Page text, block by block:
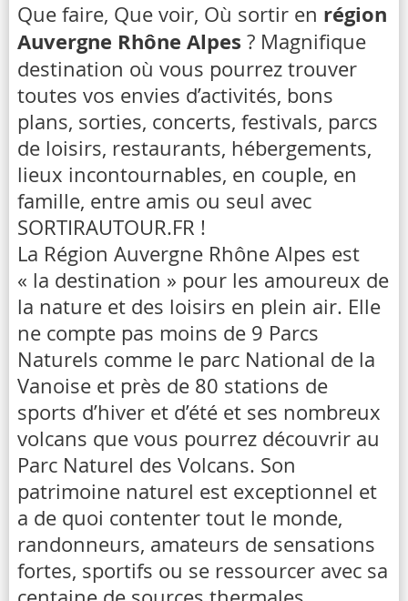
Que faire, Que voir, Où sortir en région
Auvergne Rhône Alpes ? Magnifique
destination où vous pourrez trouver
toutes vos envies d’activités, bons
plans, sorties, concerts, festivals, parcs
de loisirs, restaurants, hébergements,
lieux incontournables, en couple, en
famille, entre amis ou seul avec
SORTIRAUTOUR.FR !
La Région Auvergne Rhône Alpes est
« la destination » pour les amoureux de
la nature et des loisirs en plein air. Elle
ne compte pas moins de 9 Parcs
Naturels comme le parc National de la
Vanoise et près de 80 stations de
sports d’hiver et d’été et ses nombreux
volcans que vous pourrez découvrir au
Parc Naturel des Volcans. Son
patrimoine naturel est exceptionnel et
a de quoi contenter tout le monde,
randonneurs, amateurs de sensations
fortes, sportifs ou se ressourcer avec sa